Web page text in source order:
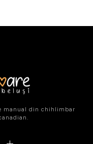
manual din chihlimbar